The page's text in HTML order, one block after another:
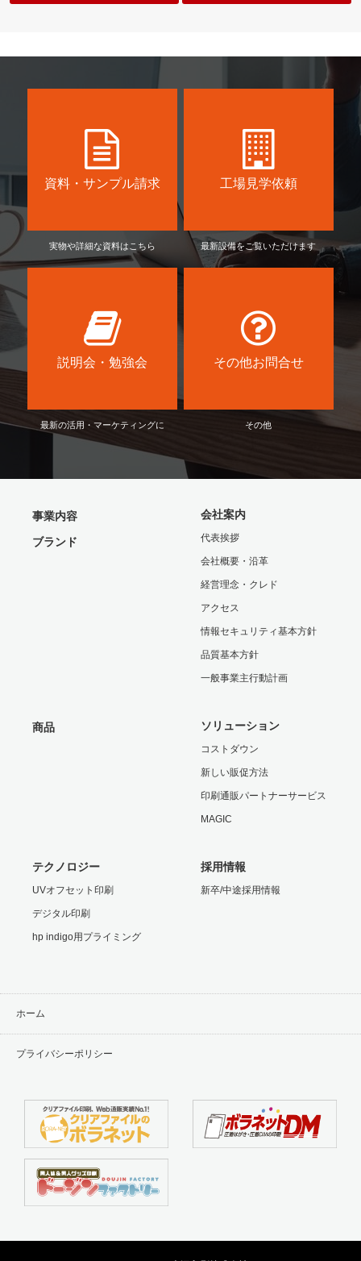
資料・サンプル請求
実物や詳細な資料はこちら
工場見学依頼
最新設備をご覧いただけます
説明会・勉強会
最新の活用・マーケティングに
その他お問合せ
その他
事業内容
ブランド
会社案内
代表挨拶
会社概要・沿革
経営理念・クレド
アクセス
情報セキュリティ基本方針
品質基本方針
一般事業主行動計画
商品 ソリューション
コストダウン
新しい販促方法
印刷通販パートナーサービス
MAGIC
テクノロジー
UVオフセット印刷
デジタル印刷
hp indigo用プライミング
採用情報
新卒/中途採用情報
ホーム
プライバシーポリシー